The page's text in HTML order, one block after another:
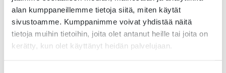
alan kumppaneillemme tietoja siitä, miten käytät
sivustoamme. Kumppanimme voivat yhdistää näitä
tietoja muihin tietoihin, joita olet antanut heille tai joita on
kerätty, kun olet käyttänyt heidän palvelujaan.
elämystä. Erityisesti venttiiliosastolla
perehtyessäni en vielä ymmärtänyt erilaisten
venttiilien merkitystä kunnolla. Aloittaessani
myymään tuotteita, jotka tarvitsivat niitä, monet